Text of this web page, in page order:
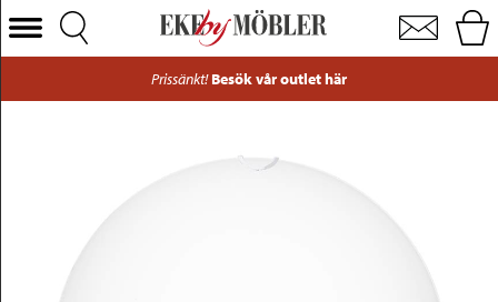
Viggen plafond opalglas Ø35 cm
Välj Kategori
Förvaring
Prissänkt! Besök vår outlet här